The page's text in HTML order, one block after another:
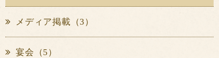
メディア掲載（3）
宴会（5）